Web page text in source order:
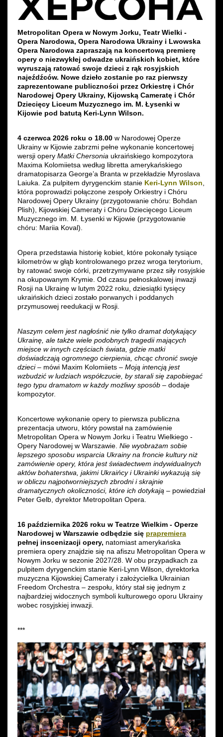
Metropolitan Opera w Nowym Jorku, Teatr Wielki -
Opera Narodowa, Opera Narodowa Ukrainy i Lwowska
Opera Narodowa zapraszają na koncertową premierę
opery o niezwykłej odwadze ukraińskich kobiet, które
wyruszają ratować swoje dzieci z rąk rosyjskich
najeźdźców. Nowe dzieło zostanie po raz pierwszy
zaprezentowane publiczności przez Orkiestrę i Chór
Narodowej Opery Ukrainy, Kijowską Cameratę i Chór
Dziecięcy Liceum Muzycznego im. M. Łysenki w
Kijowie pod batutą Keri-Lynn Wilson.
4 czerwca 2026 roku o 18.00 w Narodowej Operze
Ukrainy w Kijowie zabrzmi pełne wykonanie koncertowej
wersji opery Matki Chersonia ukraińskiego kompozytora
Maxima Kolomiietsa według libretta amerykańskiego
dramatopisarza George’a Branta w przekładzie Myroslava
Laiuka. Za pulpitem dyrygenckim stanie Keri-Lynn Wilson
która poprowadzi połączone zespoły Orkiestry i Chóru
Narodowej Opery Ukrainy (przygotowanie chóru: Bohdan
Plish), Kijowskiej Cameraty i Chóru Dziecięcego Liceum
Muzycznego im. M. Łysenki w Kijowie (przygotowanie
chóru: Mariia Koval).
Opera przedstawia historię kobiet, które pokonały tysiące
kilometrów w głąb kontrolowanego przez wroga terytorium,
by ratować swoje córki, przetrzymywane przez siły rosyjskie
na okupowanym Krymie. Od czasu pełnoskalowej inwazji
Rosji na Ukrainę w lutym 2022 roku, dziesiątki tysięcy
ukraińskich dzieci zostało porwanych i poddanych
przymusowej reedukacji w Rosji.
Naszym celem jest nagłośnić nie tylko dramat dotykający
Ukrainę, ale także wiele podobnych tragedii mających
miejsce w innych częściach świata, gdzie matki
doświadczają ogromnego cierpienia, chcąc chronić swoje
dzieci– mówi Maxim Kolomiiets – Moją intencją jest
wzbudzić w ludziach współczucie, by starali się zapobiegać
tego typu dramatom w każdy możliwy sposób – dodaje
kompozytor.
Koncertowe wykonanie opery to pierwsza publiczna
prezentacja utworu, który powstał na zamówienie
Metropolitan Opera w Nowym Jorku i Teatru Wielkiego -
Opery Narodowej w Warszawie. Nie wyobrażam sobie
lepszego sposobu wsparcia Ukrainy na froncie kultury niż
zamówienie opery, która jest świadectwem indywidualnych
aktów bohaterstwa, jakimi Ukraińcy i Ukrainki wykazują się
w obliczu najpotworniejszych zbrodni i skrajnie
dramatycznych okoliczności, które ich dotykają – powiedział
Peter Gelb, dyrektor Metropolitan Opera.
16 października 2026 roku w Teatrze Wielkim - Operze
Narodowej w Warszawie odbędzie się prapremiera
pełnej inscenizacji opery, natomiast amerykańska
premiera opery znajdzie się na afiszu Metropolitan Opera w
Nowym Jorku w sezonie 2027/28. W obu przypadkach za
pulpitem dyrygenckim stanie Keri-Lynn Wilson, dyrektorka
muzyczna Kijowskiej Cameraty i założycielka Ukrainian
Freedom Orchestra – zespołu, który stał się jednym z
najbardziej widocznych symboli kulturowego oporu Ukrainy
wobec rosyjskiej inwazji.
***